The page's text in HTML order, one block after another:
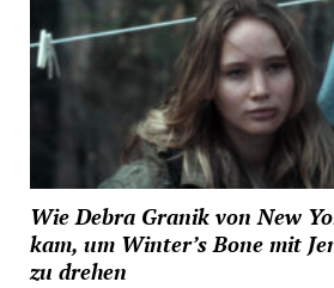
Wie Debra Granik von New
kam, um Winter’s Bone mit
zu drehen